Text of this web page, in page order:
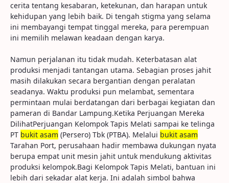
cerita tentang kesabaran, ketekunan, dan harapan untuk
kehidupan yang lebih baik. Di tengah stigma yang selama
ini membayangi tempat tinggal mereka, para perempuan
ini memilih melawan keadaan dengan karya.
Namun perjalanan itu tidak mudah. Keterbatasan alat
produksi menjadi tantangan utama. Sebagian proses jahit
masih dilakukan secara bergantian dengan peralatan
seadanya. Waktu produksi pun melambat, sementara
permintaan mulai berdatangan dari berbagai kegiatan dan
pameran di Bandar Lampung.Ketika Perjuangan Mereka
DilihatPerjuangan Kelompok Tapis Melati sampai ke telinga
PT bukit asam (Persero) Tbk (PTBA). Melalui bukit asam
Tarahan Port, perusahaan hadir membawa dukungan nyata
berupa empat unit mesin jahit untuk mendukung aktivitas
produksi kelompok.Bagi Kelompok Tapis Melati, bantuan ini
lebih dari sekadar alat kerja. Ini adalah simbol bahwa